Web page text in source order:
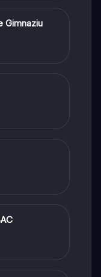
Gimnaziu